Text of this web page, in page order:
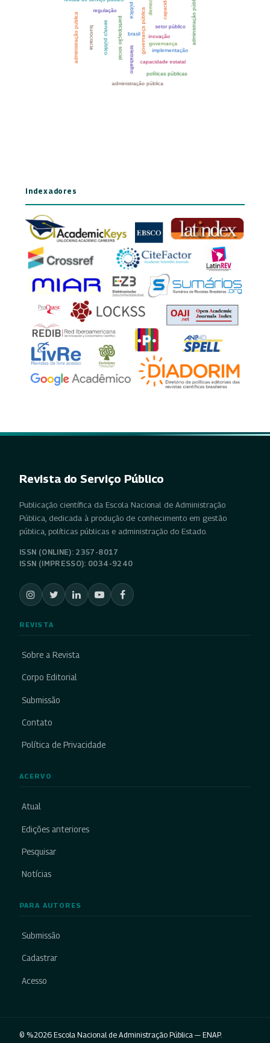
Indexadores
Revista do Serviço Público
Publicação científica da Escola Nacional de Administração
Pública, dedicada à produção de conhecimento em gestão
pública, políticas públicas e administração do Estado.
ISSN (ONLINE): 2357-8017
ISSN (IMPRESSO): 0034-9240
REVISTA
Sobre a Revista
Corpo Editorial
Submissão
Contato
Política de Privacidade
ACERVO
Atual
Edições anteriores
Pesquisar
Notícias
PARA AUTORES
Submissão
Cadastrar
Acesso
© %2026 Escola Nacional de Administração Pública — ENAP.